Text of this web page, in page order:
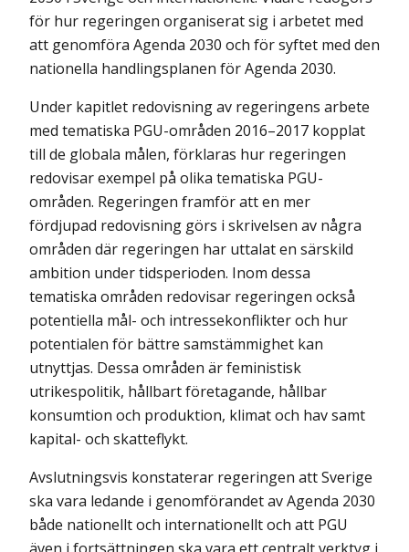
för hur regeringen organiserat sig i arbetet med
att genomföra Agenda 2030 och för syftet med den
nationella handlingsplanen för Agenda 2030.
Under kapitlet redovisning av regeringens arbete
med tematiska PGU-områden 2016–2017 kopplat
till de globala målen, förklaras hur regeringen
redovisar exempel på olika tematiska PGU-
områden. Regeringen framför att en mer
fördjupad redovisning görs i skrivelsen av några
områden där regeringen har uttalat en särskild
ambition under tidsperioden. Inom dessa
tematiska områden redovisar regeringen också
potentiella mål- och intressekonflikter och hur
potentialen för bättre samstämmighet kan
utnyttjas. Dessa områden är feministisk
utrikespolitik, hållbart företagande, hållbar
konsumtion och produktion, klimat och hav samt
kapital- och skatteflykt.
Avslutningsvis konstaterar regeringen att Sverige
ska vara ledande i genomförandet av Agenda 2030
både nationellt och internationellt och att PGU